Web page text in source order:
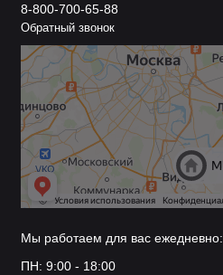
8-800-700-65-88
Обратный звонок
Мы работаем для вас ежедневно:
ПН: 9:00 - 18:00